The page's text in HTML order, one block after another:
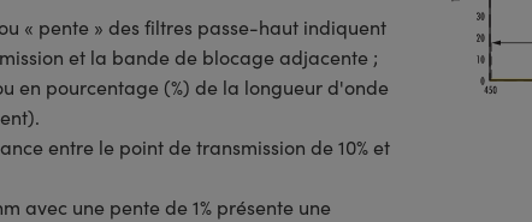
« pente » des filtres passe-haut indiquent
et la bande de blocage adjacente ;
en pourcentage (%) de la longueur d'onde
entre le point de transmission de 10% et
avec une pente de 1% présente une